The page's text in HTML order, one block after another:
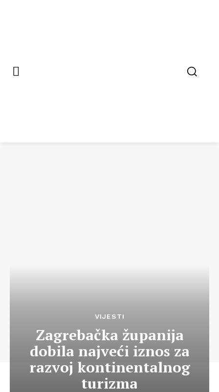
VIJESTI
Zagrebačka županija
dobila najveći iznos za
razvoj kontinentalnog
turizma